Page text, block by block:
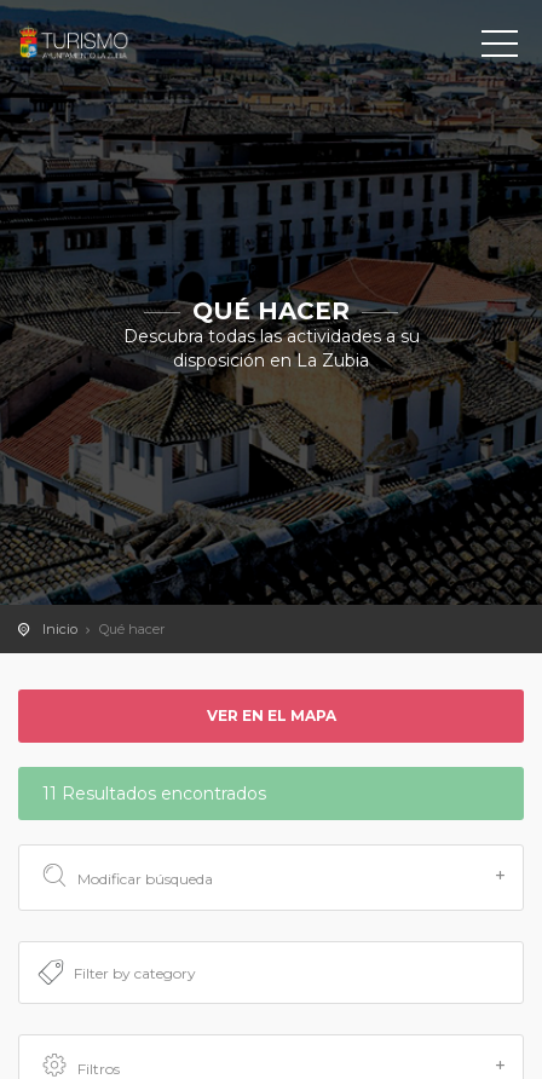
QUÉ HACER
Descubra todas las actividades a su
disposición en La Zubia
Inicio Qué hacer
VER EN EL MAPA
11 Resultados encontrados
Modificar búsqueda
Filtros